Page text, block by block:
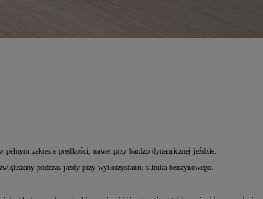
zakresie prędkości, nawet przy bardzo dynamicznej jeździe.
podczas jazdy przy wykorzystaniu silnika benzynowego.